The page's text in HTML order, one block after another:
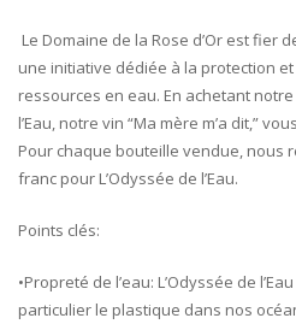
Le Domaine de la Rose d’Or est fier
une initiative dédiée à la protection
ressources en eau. En achetant notre
l’Eau, notre vin “Ma mère m’a dit,”
Pour chaque bouteille vendue, nous
franc pour L’Odyssée de l’Eau.
Points clés:
•Propreté de l’eau: L’Odyssée de
particulier le plastique dans nos